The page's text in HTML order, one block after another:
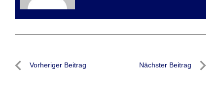
Beitragsnavigation
Vorheriger Beitrag Nächster Beitrag